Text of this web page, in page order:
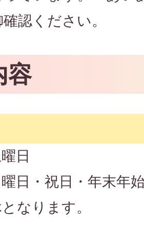
認ください。
容
日
曜日・祝日・年末年
なります。